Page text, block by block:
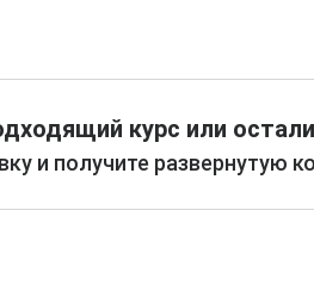
курс или
и получите развернутую